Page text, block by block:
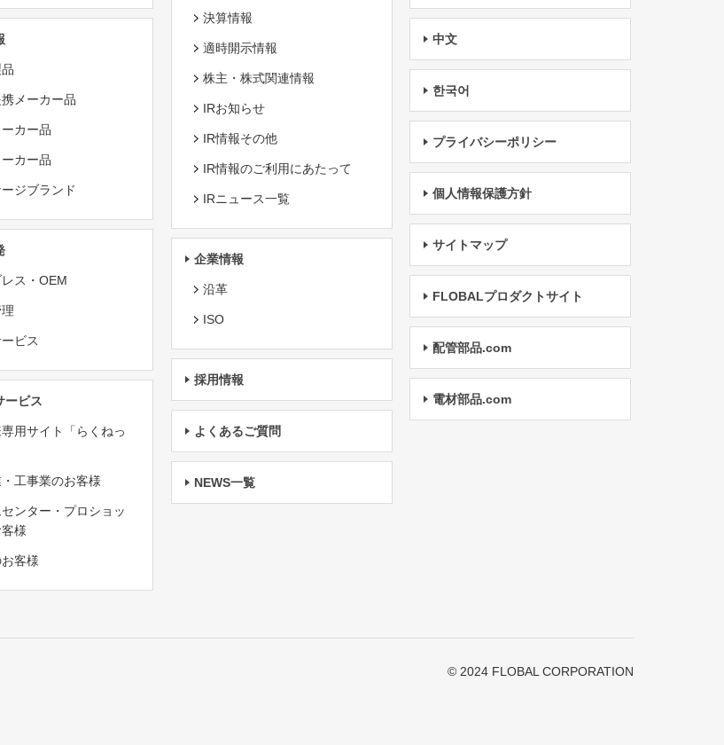
メーカー品
カー品
カー品
ジブランド
ス・OEM
ビス
ービス
用サイト「らくねっ
工事業のお客様
ンター・プロショッ
様
客様
決算情報
適時開示情報
株主・株式関連情報
IRお知らせ
IR情報その他
IR情報のご利用にあたって
IRニュース一覧
企業情報
沿革
ISO
採用情報
よくあるご質問
NEWS一覧
中文
한국어
プライバシーポリシー
個人情報保護方針
サイトマップ
FLOBALプロダクトサイト
配管部品.com
電材部品.com
© 2024 FLOBAL CORPORATION